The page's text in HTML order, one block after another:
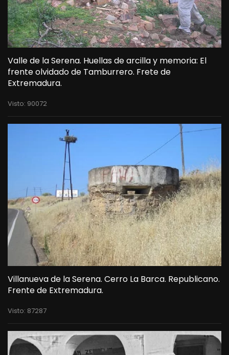
Valle de la Serena. Huellas de arcilla y memoria: El
frente olvidado de Tamburrero. Frete de
Extremadura.
Visto: 90072
Villanueva de la Serena. Cerro La Barca. Republicano.
Frente de Extremadura.
Visto: 87287